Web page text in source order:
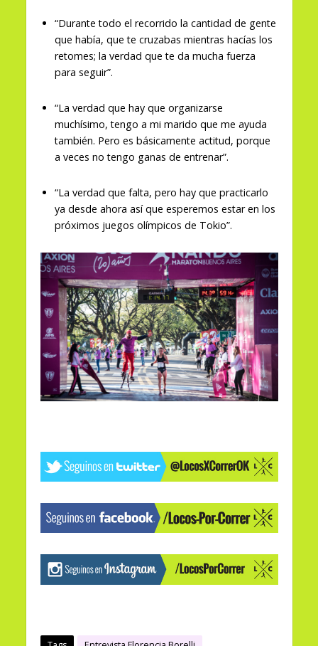
“Durante todo el recorrido la cantidad de gente
que había, que te cruzabas mientras hacías los
retomes; la verdad que te da mucha fuerza
para seguir”.
“La verdad que hay que organizarse
muchísimo, tengo a mi marido que me ayuda
también. Pero es básicamente actitud, porque
a veces no tengo ganas de entrenar”.
“La verdad que falta, pero hay que practicarlo
ya desde ahora así que esperemos estar en los
próximos juegos olímpicos de Tokio”.